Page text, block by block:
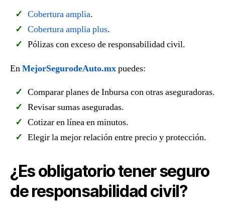
Cobertura amplia.
Cobertura amplia plus.
Pólizas con exceso de responsabilidad civil.
EnMejorSegurodeAuto.mxpuedes:
Comparar planes de Inbursa con otras aseguradoras.
Revisar sumas aseguradas.
Cotizar en línea en minutos.
Elegir la mejor relación entre precio y protección.
¿Es obligatorio tener seguro
de responsabilidad civil?